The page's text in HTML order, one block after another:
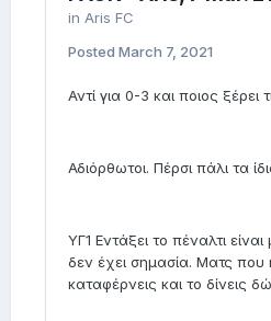
in Aris FC
Posted March 7, 2021
Αντί για 0-3 και ποιος ξέρει
Αδιόρθωτοι. Πέρσι πάλι τα
ΥΓ1 Εντάξει το πέναλτι
δεν έχει σημασία. Ματς που
καταφέρνεις και το δίνεις